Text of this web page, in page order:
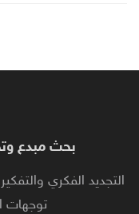
بحث مبدع
التجديد الفكري
توجهات